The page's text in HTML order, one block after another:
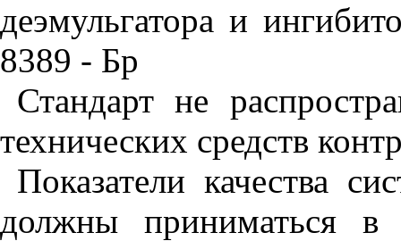
деэмульгатора и
8389 - Бр
Стандарт не
технических средств
Показатели качества
должны приниматься в